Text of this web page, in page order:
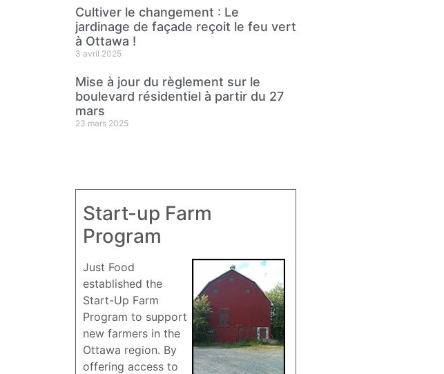
Cultiver le changement : Le
jardinage de façade reçoit le feu vert
à Ottawa !
3 avril 2025
Mise à jour du règlement sur le
boulevard résidentiel à partir du 27
mars
23 mars 2025
Start-up Farm
Program
Just Food
established the
Start-Up Farm
Program to support
new farmers in the
Ottawa region. By
offering access to